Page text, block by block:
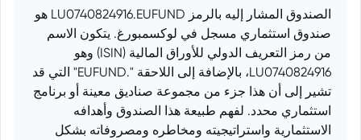
الصندوق المشار إليه بالرمز LU0740824916.EUFUND هو
صندوق استثماري مسجل في لوكسمبورغ. يتكون الاسم
من رمز التعريف الدولي للأوراق المالية (ISIN) وهو
LU0740824916، بالإضافة إلى اللاحقة ".EUFUND" التي قد
تشير إلى أن هذا جزء من مجموعة صناديق معينة أو برنامج
استثماري محدد. لفهم طبيعة هذا الصندوق وأهدافه
الاستثمارية واستراتيجيته ومخاطره ومصروفاته بشكل